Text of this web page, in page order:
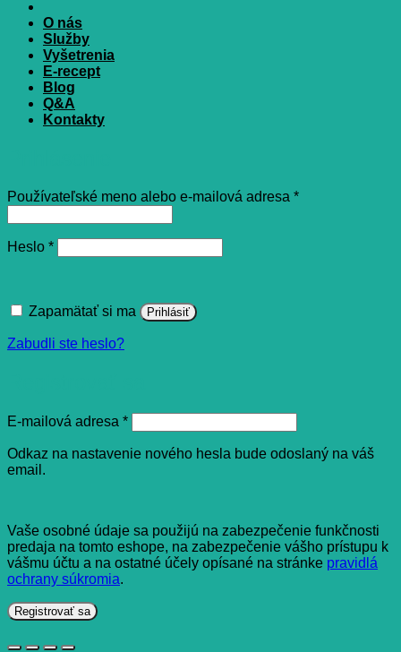
O nás
Služby
Vyšetrenia
E-recept
Blog
Q&A
Kontakty
Používateľské meno alebo e-mailová adresa *Povinné
Heslo *Povinné
Zapamätať si ma Prihlásiť
Zabudli ste heslo?
E-mailová adresa *Povinné
Odkaz na nastavenie nového hesla bude odoslaný na váš
email.
Vaše osobné údaje sa použijú na zabezpečenie funkčnosti
predaja na tomto eshope, na zabezpečenie vášho prístupu k
vášmu účtu a na ostatné účely opísané na stránke pravidlá
ochrany súkromia.
Registrovať sa